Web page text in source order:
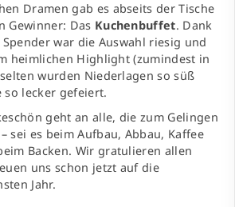
Dramen gab es abseits der Tische
Gewinner: Das Kuchenbuffet. Dank
war die Auswahl riesig und
heimlichen Highlight (zumindest in
wurden Niederlagen so süß
so lecker gefeiert.
geht an alle, die zum Gelingen
sei es beim Aufbau, Abbau, Kaffee
Backen. Wir gratulieren allen
uns schon jetzt auf die
Jahr.